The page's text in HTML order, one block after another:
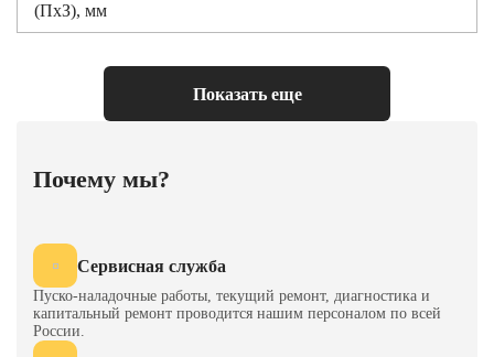
(ПxЗ), мм
(ЛxП), мм
Размер рабочей плиты
1800
Высота пресса над
Электрическая система
управления
Направление движения
рабочей плиты
Нет
Показать еще
Почему мы?
Сервисная служба
Пуско-наладочные работы, текущий ремонт, диагностика и
капитальный ремонт проводится нашим персоналом по всей
России.